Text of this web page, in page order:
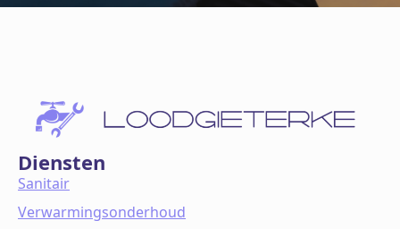
Diensten
Sanitair
Verwarmingsonderhoud